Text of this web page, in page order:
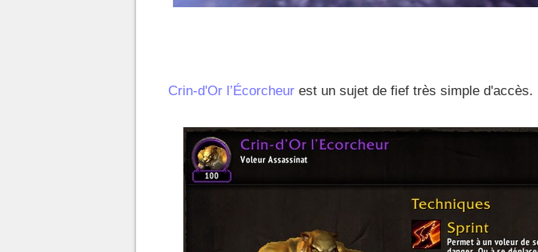
Crin-d'Or l’Écorcheur est un sujet de fief très simple d'accès.